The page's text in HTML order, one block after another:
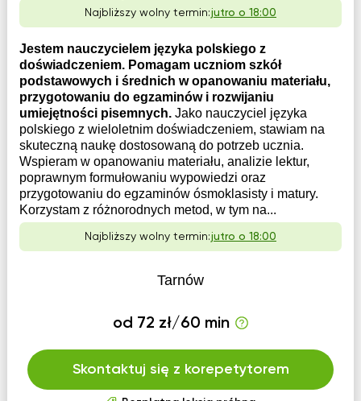
Najbliższy wolny termin:jutro o 18:00
Jestem nauczycielem języka polskiego z
doświadczeniem. Pomagam uczniom szkół
podstawowych i średnich w opanowaniu materiału,
przygotowaniu do egzaminów i rozwijaniu
umiejętności pisemnych. Jako nauczyciel języka
polskiego z wieloletnim doświadczeniem, stawiam na
skuteczną naukę dostosowaną do potrzeb ucznia.
Wspieram w opanowaniu materiału, analizie lektur,
poprawnym formułowaniu wypowiedzi oraz
przygotowaniu do egzaminów ósmoklasisty i matury.
Korzystam z różnorodnych metod, w tym na...
Najbliższy wolny termin:jutro o 18:00
Tarnów
od 72 zł/60 min
Skontaktuj się z korepetytorem